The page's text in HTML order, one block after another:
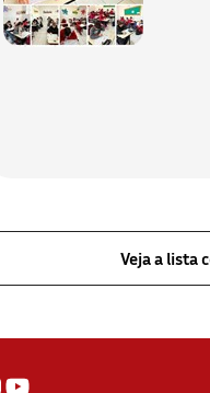
Veja a lista